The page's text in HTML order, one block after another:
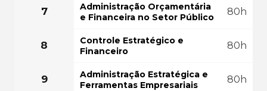
7
Administração Orçamentária
e Financeira no Setor Público
80h
8
Controle Estratégico e
Financeiro
80h
9
Administração Estratégica e
Ferramentas Empresariais
80h